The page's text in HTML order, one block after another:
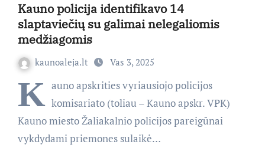
Kauno policija identifikavo 14
slaptaviečių su galimai nelegaliomis
medžiagomis
kaunoaleja.lt Vas 3, 2025
K auno apskrities vyriausiojo policijos
komisariato (toliau – Kauno apskr. VPK)
Kauno miesto Žaliakalnio policijos pareigūnai
vykdydami priemones sulaikė…